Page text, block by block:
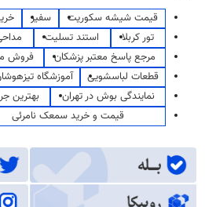
قیمت شیشه سکوریت سفیر
تور کربلا
استند تسلیت
مرجع پاسخ معتبر پزشکان
فروش
قطعات لباسشویی
آموزشگاه
نمایندگی بوش در تهران
بهترین
قیمت و خرید سمعک نامرئی